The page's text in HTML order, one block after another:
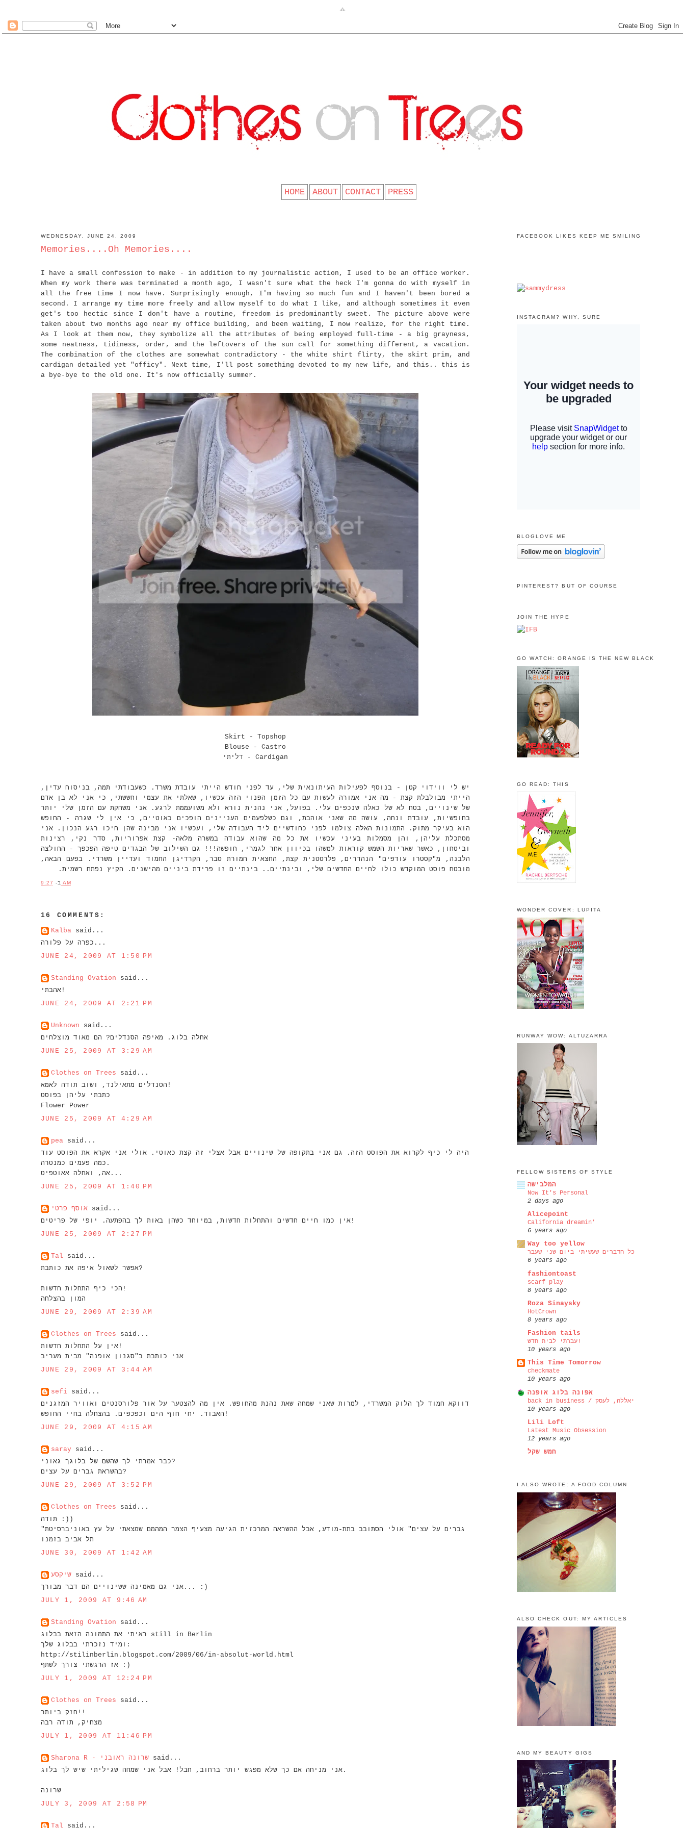
HOME ABOUT CONTACT PRESS
WEDNESDAY, JUNE 24, 2009
Memories....Oh Memories....
I have a small confession to make - in addition to my journalistic action, I used to be an office worker.
When my work there was terminated a month ago, I wasn't sure what the heck I'm gonna do with myself in
all the free time I now have. Surprisingly enough, I'm having so much fun and I haven't been bored a
second. I arrange my time more freely and allow myself to do what I like, and although sometimes it even
get's too hectic since I don't have a routine, freedom is predominantly sweet. The picture above were
taken about two months ago near my office building, and been waiting, I now realize, for the right time.
As I look at them now, they symbolize all the attributes of being employed full-time - a big grayness,
some neatness, tidiness, order, and the leftovers of the sun call for something different, a vacation.
The combination of the clothes are somewhat contradictory - the white shirt flirty, the skirt prim, and
cardigan detailed yet "officy". Next time, I'll post something devoted to my new life, and this.. this is
a bye-bye to the old one. It's now officially summer.
Skirt - Topshop
Blouse - Castro
Cardigan - דליתי
יש לי ווידוי קטן - בנוסף לפעילות העיתונאית שלי, עד לפני חודש הייתי עובדת משרד. כשעבודתי תמה, בניסוח עדין,
הייתי מבולבלת קצת - מה אני אמורה לעשות עם כל הזמן הפנוי הזה עכשיו, שאלתי את עצמי וחששתי, כי אני לא בן אדם
של שינויים, בטח לא של כאלה שנכפים עלי. בפועל, אני נהנית נורא ולא משועממת לרגע. אני משחקת עם הזמן שלי יותר
בחופשיות, עובדת ונחה, עושה מה שאני אוהבת, וגם כשלפעמים העניינים הופכים כאוטיים, כי אין לי שגרה - החופש
הוא בעיקר מתוק. התמונות האלה צולמו לפני כחודשיים ליד העבודה שלי, ועכשיו אני מבינה שהן חיכו רגע הנכון. אני
מסתכלת עליהן, והן מסמלות בעיני עכשיו את כל מה שהוא עבודה במשרה מלאה- קצת אפרוריות, סדר נקי, רצינות
וביטחון, כאשר שאריות השמש קוראות למשהו בכיוון אחר לגמרי, חופשה!!! גם השילוב של הבגדים טיפה הפכפך - החולצה
הלבנה, מ"קסטרו עודפים" הנהדרים, פלרטטנית קצת, החצאית חמורת סבר, הקרדיגן החמוד ועדיין משרדי. בפעם הבאה,
מובטח פוסט המוקדש כולו לחיים החדשים שלי, ובינתיים.. בינתיים זו פרידת ביניים מהישנים. הקיץ נפתח רשמית.
ב- 9:27 AM
16 COMMENTS:
Kalbasaid...
כפרה על פלורה...
JUNE 24, 2009 AT 1:50 PM
Standing Ovation said...
אהבתי!
JUNE 24, 2009 AT 2:21 PM
Unknown said...
אחלה בלוג. מאיפה הסנדלים? הם מאוד מוצלחים
JUNE 25, 2009 AT 3:29 AM
Clothes on Trees said...
הסנדלים מתאילנד, ושוב תודה לאמא!
כתבתי עליהן בפוסט
Flower Power
JUNE 25, 2009 AT 4:29 AM
peasaid...
היה לי כיף לקרוא את הפוסט הזה. גם אני בתקופה של שינויים אבל אצלי זה קצת כאוטי. אולי אני אקרא את הפוסט עוד
כמה פעמים כמנטרה.
אה, ואחלה אאוטפיט...
JUNE 25, 2009 AT 1:40 PM
אוסף פרטיsaid...
אין כמו חיים חדשים והתחלות חדשות, במיוחד כשהן באות לך בהפתעה. יופי של פריטים!
JUNE 25, 2009 AT 2:27 PM
Tal said...
אפשר לשאול איפה את כותבת?
הכי כיף התחלות חדשות!
המון בהצלחה
JUNE 29, 2009 AT 2:39 AM
Clothes on Trees said...
אין על התחלות חדשות!
אני כותבת ב"סגנון אופנה" מבית מעריב
JUNE 29, 2009 AT 3:44 AM
sefi said...
דווקא חמוד לך הלוק המשרדי, למרות שאני שמחה שאת נהנת מהחופש. אין מה להצטער על אור פלורסנטים ואוויר המזגנים
האבוד. יחי חוף הים וכפכפים. בהצחלה בחיי החופש!
JUNE 29, 2009 AT 4:15 AM
saraysaid...
כבר אמרתי לך שהשם של בלוגך גאוני?
בהשראת גברים על עצים?
JUNE 29, 2009 AT 3:52 PM
Clothes on Trees said...
תודה :))
"גברים על עצים" אולי הסתובב בתת-מודע, אבל ההשראה המרכזית הגיעה מצעיף הצמר המהמם שמצאתי על עץ באוניברסיטת
תל אביב בזמנו
JUNE 30, 2009 AT 1:42 AM
שיקסעsaid...
אני גם מאמינה ששינויים הם דבר מבורך... :)
JULY 1, 2009 AT 9:46 AM
Standing Ovation said...
ראיתי את התמונה הזאת בבלוג still in Berlin
ומיד נזכרתי בבלוג שלך:
http://stilinberlin.blogspot.com/2009/06/in-absolut-world.html
אז הרגשתי צורך לשתף :)
JULY 1, 2009 AT 12:24 PM
Clothes on Trees said...
חזק ביותר!!
מצחיק, תודה רבה
JULY 1, 2009 AT 11:46 PM
Sharona R - שרונה ראובניsaid...
אני מניחה אם כך שלא מפגש יותר ברחוב, חבל! אבל אני שמחה שגיליתי שיש לך בלוג.
שרונה
JULY 3, 2009 AT 2:58 PM
Tal said...
FACEBOOK LIKES KEEP ME SMILING
INSTAGRAM? WHY, SURE
BLOGLOVE ME
PINTEREST? BUT OF COURSE
JOIN THE HYPE
GO WATCH: ORANGE IS THE NEW BLACK
GO READ: THIS
WONDER COVER: LUPITA
RUNWAY WOW: ALTUZARRA
FELLOW SISTERS OF STYLE
המלבישה
Now It's Personal
2 days ago
Alicepoint
California dreamin’
6 years ago
Way too yellow
כל הדברים שעשיתי ביום שני שעבר
6 years ago
fashiontoast
scarf play
8 years ago
Roza Sinaysky
HotCrown
8 years ago
Fashion tails
עברתי לבית חדש!
10 years ago
This Time Tomorrow
checkmate
10 years ago
אפונה בלוג אופנה
back in business / יאללה, לעסק
10 years ago
Lili Loft
Latest Music Obsession
12 years ago
חמש שקל
I ALSO WROTE: A FOOD COLUMN
ALSO CHECK OUT: MY ARTICLES
AND MY BEAUTY GIGS